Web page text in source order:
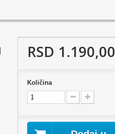
RSD 1.190,00
Količina